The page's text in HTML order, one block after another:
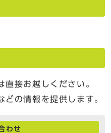
直接お越しください。
どの情報を提供します。
わせ